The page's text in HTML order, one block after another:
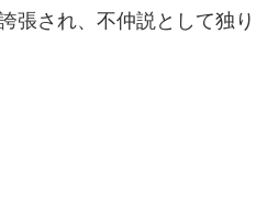
張され、不仲説として独り